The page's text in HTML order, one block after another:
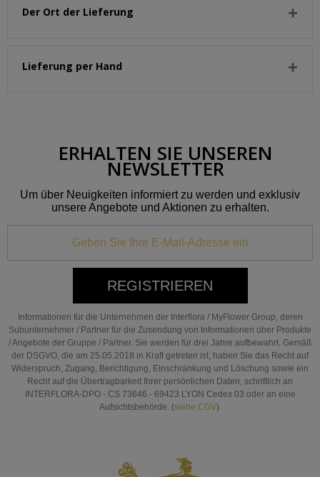
Der Ort der Lieferung
Lieferung per Hand
ERHALTEN SIE UNSEREN
NEWSLETTER
Um über Neuigkeiten informiert zu werden und exklusiv
unsere Angebote und Aktionen zu erhalten.
REGISTRIEREN
Informationen für die Unternehmen der Interflora / MyFlower Group, deren
Subunternehmer / Partner für die Zusendung von Informationen über Produkte
/ Angebote der Gruppe / Partner. Sie werden für drei Jahre aufbewahrt. Gemäß
der DSGVO, die am 25.05.2018 in Kraft getreten ist, haben Sie das Recht auf
Widerspruch, Zugang, Berichtigung, Einschränkung und Löschung sowie ein
Recht auf die Übertragbarkeit Ihrer persönlichen Daten, schriftlich an
INTERFLORA-DPO - CS 73646 - 69423 LYON Cedex 03 oder an eine
Aufsichtsbehörde. (siehe CGV).